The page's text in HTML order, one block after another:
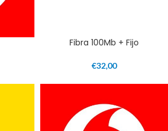
Fibra 100Mb + Fijo
€32,00